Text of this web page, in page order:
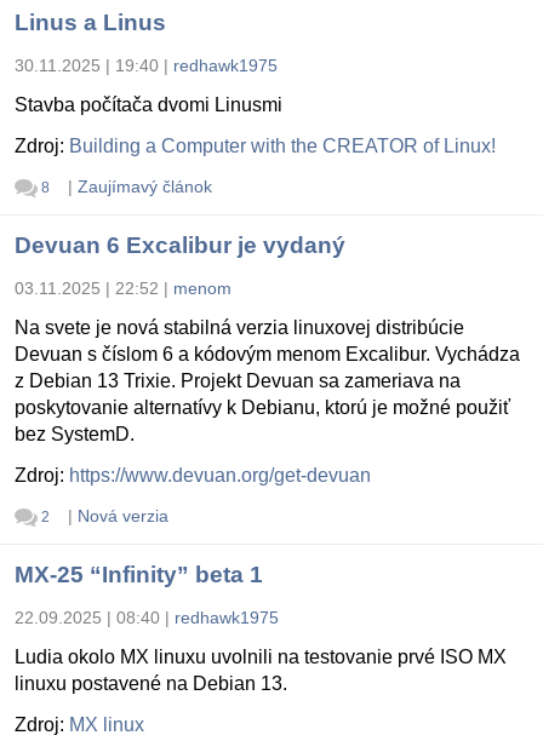
Linus a Linus
30.11.2025 | 19:40 | redhawk1975
Stavba počítača dvomi Linusmi
Zdroj: Building a Computer with the CREATOR of Linux!
8 | Zaujímavý článok
Devuan 6 Excalibur je vydaný
03.11.2025 | 22:52 | menom
Na svete je nová stabilná verzia linuxovej distribúcie
Devuan s číslom 6 a kódovým menom Excalibur. Vychádza
z Debian 13 Trixie. Projekt Devuan sa zameriava na
poskytovanie alternatívy k Debianu, ktorú je možné použiť
bez SystemD.
Zdroj: https://www.devuan.org/get-devuan
2 | Nová verzia
MX-25 “Infinity” beta 1
22.09.2025 | 08:40 | redhawk1975
Ludia okolo MX linuxu uvolnili na testovanie prvé ISO MX
linuxu postavené na Debian 13.
Zdroj: MX linux